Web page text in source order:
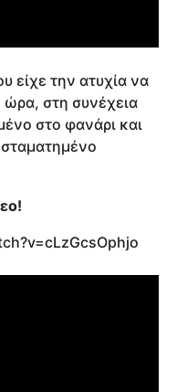
είχε την ατυχία να
ώρα, στη συνέχεια
στο φανάρι και